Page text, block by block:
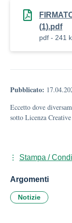
(1).pdf
pdf - 241
Pubblicato:
Eccetto dove
sotto Licenza
Stampa /
Argomenti
Notizie